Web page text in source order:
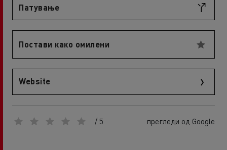
Патување
Постави како омилени
Website
/ 5 прегледи од Google